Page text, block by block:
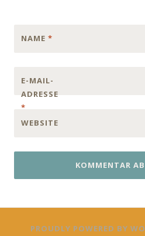
NAME *
E-MAIL-
ADRESSE
*
WEBSITE
PROUDLY POWERED BY